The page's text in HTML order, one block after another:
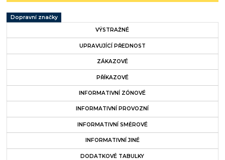
Dopravní značky
VÝSTRAŽNÉ
UPRAVUJÍCÍ PŘEDNOST
ZÁKAZOVÉ
PŘÍKAZOVÉ
INFORMATIVNÍ ZÓNOVÉ
INFORMATIVNÍ PROVOZNÍ
INFORMATIVNÍ SMĚROVÉ
INFORMATIVNÍ JINÉ
DODATKOVÉ TABULKY